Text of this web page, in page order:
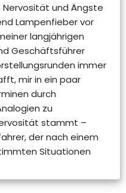
und Ängste
Lampenfieber vor
langjährigen
Geschäftsführer
immer
mir in ein paar
durch
zu
stammt –
der nach einem
Situationen